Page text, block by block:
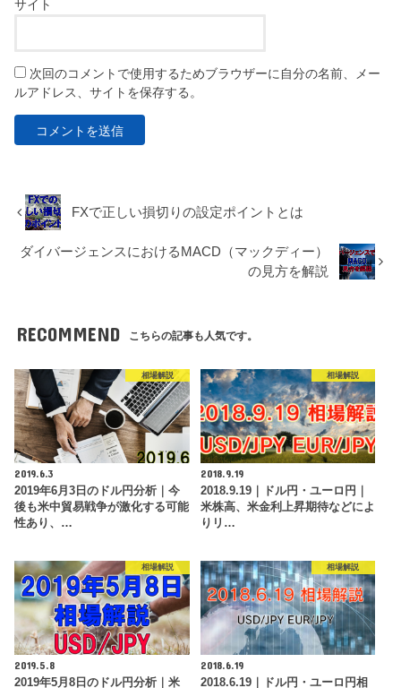
サイト
次回のコメントで使用するためブラウザーに自分の名前、メー
ルアドレス、サイトを保存する。
FXで正しい損切りの設定ポイントとは
ダイバージェンスにおけるMACD（マックディー）
の見方を解説
RECOMMEND こちらの記事も人気です。
相場解説
2019.6.3
2019年6月3日のドル円分析｜今
後も米中貿易戦争が激化する可能
性あり、…
相場解説
2018.9.19
2018.9.19｜ドル円・ユーロ円｜
米株高、米金利上昇期待などによ
りリ…
相場解説
2019.5.8
2019年5月8日のドル円分析｜米
相場解説
2018.6.19
2018.6.19｜ドル円・ユーロ円相